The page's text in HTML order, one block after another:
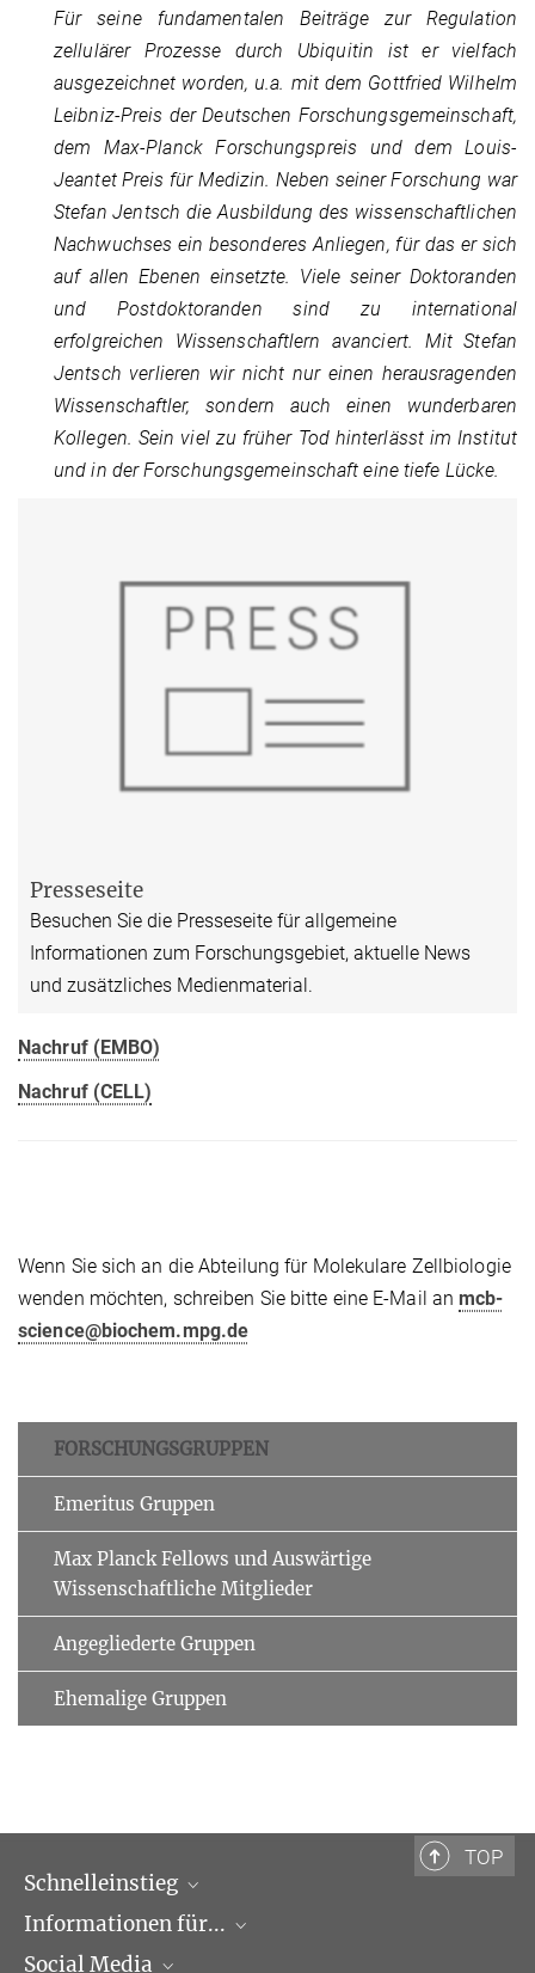
Für seine fundamentalen Beiträge zur Regulation
zellulärer Prozesse durch Ubiquitin ist er vielfach
ausgezeichnet worden, u.a. mit dem Gottfried Wilhelm
Leibniz-Preis der Deutschen Forschungsgemeinschaft,
dem Max-Planck Forschungspreis und dem Louis-
Jeantet Preis für Medizin. Neben seiner Forschung war
Stefan Jentsch die Ausbildung des wissenschaftlichen
Nachwuchses ein besonderes Anliegen, für das er sich
auf allen Ebenen einsetzte. Viele seiner Doktoranden
und Postdoktoranden sind zu international
erfolgreichen Wissenschaftlern avanciert. Mit Stefan
Jentsch verlieren wir nicht nur einen herausragenden
Wissenschaftler, sondern auch einen wunderbaren
Kollegen. Sein viel zu früher Tod hinterlässt im Institut
und in der Forschungsgemeinschaft eine tiefe Lücke.
Presseseite
Besuchen Sie die Presseseite für allgemeine
Informationen zum Forschungsgebiet, aktuelle News
und zusätzliches Medienmaterial.
Nachruf (EMBO)
Nachruf (CELL)
Wenn Sie sich an die Abteilung für Molekulare Zellbiologie
wenden möchten, schreiben Sie bitte eine E-Mail anmcb-
science@biochem.mpg.de
FORSCHUNGSGRUPPEN
Emeritus Gruppen
Max Planck Fellows und Auswärtige
Wissenschaftliche Mitglieder
Angegliederte Gruppen
Ehemalige Gruppen
TOP
Schnelleinstieg
Forschungsgruppen
Veranstaltungen
Informationen für...
Journalisten
Social Media